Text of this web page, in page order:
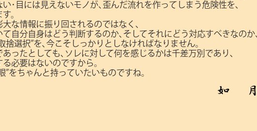
･目には見えないモノが､歪んだ流れを作ってしまう危険性を､
。
大な情報に振り回されるのではなく､
自分自身はどう判断するのか､そしてそれにどう対応すべきなのか､
捨選択”を､今こそしっかりとしなければなりません。
ったとしても､ソレに対して何を感じるかは千差万別であり､
必要はないのですから。
”をちゃんと持っていたいものですね。